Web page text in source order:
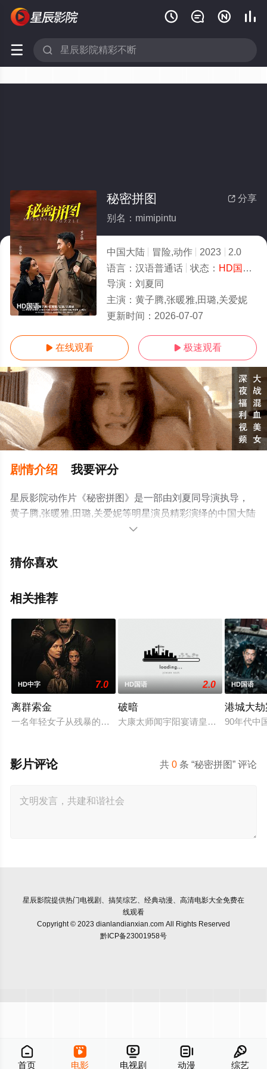
   
 
HD国语
 分享
秘密拼图
别名：mimipintu
中国大陆 冒险,动作 2023
2.0
语言： 汉语普通话 状态： HD国语
导演： 刘夏同
主演： 黄子腾,张暖雅,田璐,关爱妮
更新时间： 2026-07-07
 在线观看  极速观看
剧情介绍 我要评分
星辰影院动作片《秘密拼图》是一部由刘夏同导演执导，
黄子腾,张暖雅,田璐,关爱妮等明星演员精彩演绎的中国大陆
电影，更多高清无删减完整版电影尽在星辰电影网。

猜你喜欢
相关推荐
HD中字 7.0
离群索金
一名年轻女子从残暴的亡命团伙手中劫走了一批黄金，一路逃
HD国语 2.0
破暗
大康太师闻宇阳宴请皇上义子神策府
HD国语
港城大
90年代中
共0 条 “秘密拼图” 评论
影片评论
星辰影院提供热门电视剧、搞笑综艺、经典动漫、高清电影大全免费在
线观看
Copyright © 2023 dianlandianxian.com All Rights Reserved
黔ICP备23001958号

首页

电影

电视剧

动漫

综艺